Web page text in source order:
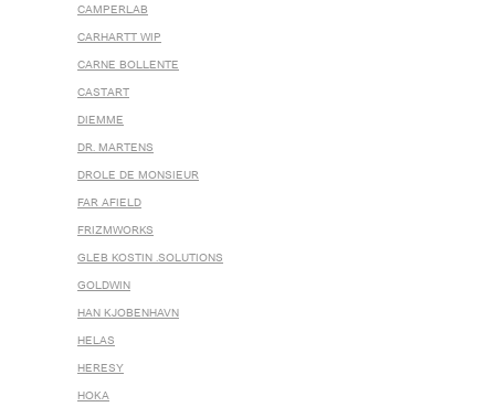
CAMPERLAB
CARHARTT WIP
CARNE BOLLENTE
CASTART
DIEMME
DR. MARTENS
DROLE DE MONSIEUR
FAR AFIELD
FRIZMWORKS
GLEB KOSTIN .SOLUTIONS
GOLDWIN
HAN KJOBENHAVN
HELAS
HERESY
HOKA